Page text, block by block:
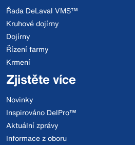
Řada DeLaval VMS™
Kruhové dojírny
Dojírny
Řízení farmy
Krmení
Zjistěte více
Novinky
Inspirováno DelPro™
Aktuální zprávy
Informace z oboru